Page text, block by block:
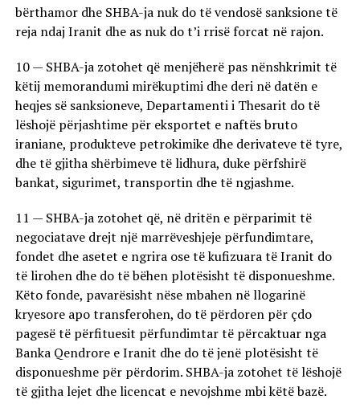
bërthamor dhe SHBA-ja nuk do të vendosë sanksione të
reja ndaj Iranit dhe as nuk do t’i rrisë forcat në rajon.
10 — SHBA-ja zotohet që menjëherë pas nënshkrimit të
këtij memorandumi mirëkuptimi dhe deri në datën e
heqjes së sanksioneve, Departamenti i Thesarit do të
lëshojë përjashtime për eksportet e naftës bruto
iraniane, produkteve petrokimike dhe derivateve të tyre,
dhe të gjitha shërbimeve të lidhura, duke përfshirë
bankat, sigurimet, transportin dhe të ngjashme.
11 — SHBA-ja zotohet që, në dritën e përparimit të
negociatave drejt një marrëveshjeje përfundimtare,
fondet dhe asetet e ngrira ose të kufizuara të Iranit do
të lirohen dhe do të bëhen plotësisht të disponueshme.
Këto fonde, pavarësisht nëse mbahen në llogarinë
kryesore apo transferohen, do të përdoren për çdo
pagesë të përfituesit përfundimtar të përcaktuar nga
Banka Qendrore e Iranit dhe do të jenë plotësisht të
disponueshme për përdorim. SHBA-ja zotohet të lëshojë
të gjitha lejet dhe licencat e nevojshme mbi këtë bazë.